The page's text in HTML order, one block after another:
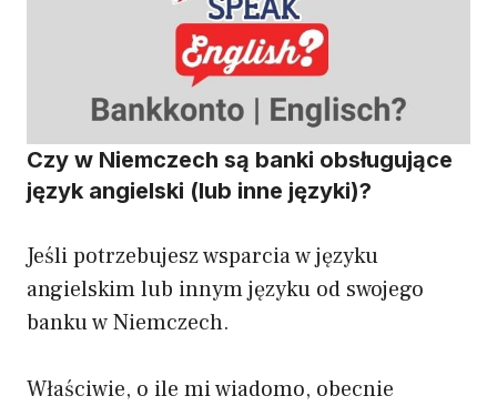
Czy w Niemczech są banki obsługujące
język angielski (lub inne języki)?
Jeśli potrzebujesz wsparcia w języku
angielskim lub innym języku od swojego
banku w Niemczech.
Właściwie, o ile mi wiadomo, obecnie